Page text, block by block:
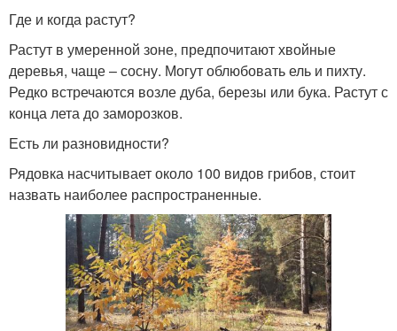
Где и когда растут?
Растут в умеренной зоне, предпочитают хвойные
деревья, чаще – сосну. Могут облюбовать ель и пихту.
Редко встречаются возле дуба, березы или бука. Растут с
конца лета до заморозков.
Есть ли разновидности?
Рядовка насчитывает около 100 видов грибов, стоит
назвать наиболее распространенные.